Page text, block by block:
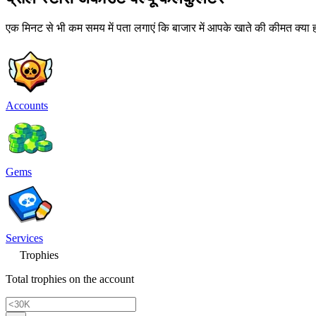
एक मिनट से भी कम समय में पता लगाएं कि बाजार में आपके खाते की कीमत क्या
Accounts
Gems
Services
Trophies
Total trophies on the account